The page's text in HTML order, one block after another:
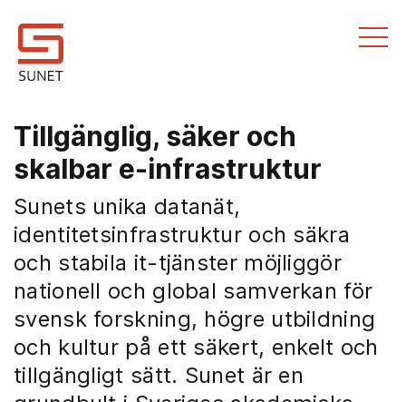
Tillgänglig, säker och
skalbar e‑infrastruktur
Sunets unika datanät,
identitetsinfrastruktur och säkra
och stabila it-tjänster möjliggör
nationell och global samverkan för
svensk forskning, högre utbildning
och kultur på ett säkert, enkelt och
tillgängligt sätt. Sunet är en